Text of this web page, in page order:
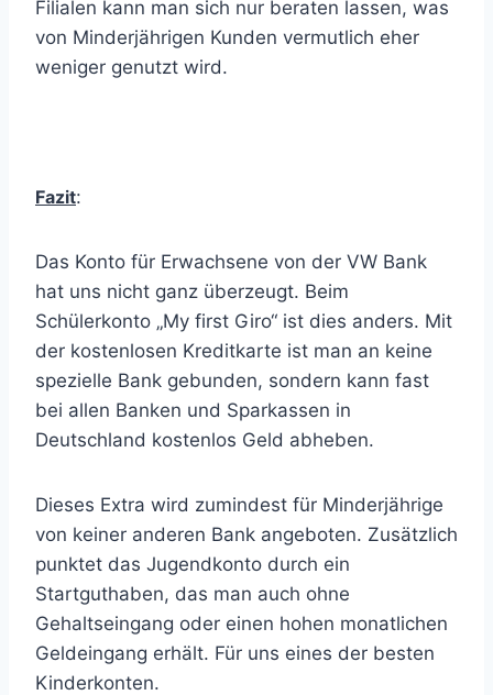
Filialen kann man sich nur beraten lassen, was
von Minderjährigen Kunden vermutlich eher
weniger genutzt wird.
Fazit:
Das Konto für Erwachsene von der VW Bank
hat uns nicht ganz überzeugt. Beim
Schülerkonto „My first Giro“ ist dies anders. Mit
der kostenlosen Kreditkarte ist man an keine
spezielle Bank gebunden, sondern kann fast
bei allen Banken und Sparkassen in
Deutschland kostenlos Geld abheben.
Dieses Extra wird zumindest für Minderjährige
von keiner anderen Bank angeboten. Zusätzlich
punktet das Jugendkonto durch ein
Startguthaben, das man auch ohne
Gehaltseingang oder einen hohen monatlichen
Geldeingang erhält. Für uns eines der besten
Kinderkonten.